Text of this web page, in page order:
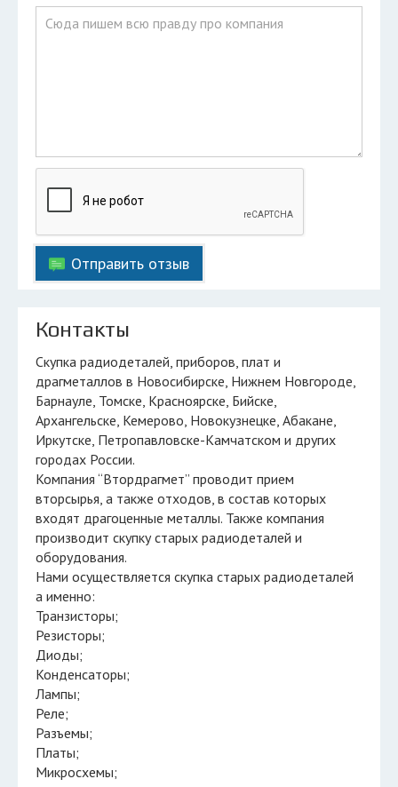
Отправить отзыв
Контакты
Скупка радиодеталей, приборов, плат и
драгметаллов в Новосибирске, Нижнем Новгороде,
Барнауле, Томске, Красноярске, Бийске,
Архангельске, Кемерово, Новокузнецке, Абакане,
Иркутске, Петропавловске-Камчатском и других
городах России.
Компания “Втордрагмет” проводит прием
вторсырья, а также отходов, в состав которых
входят драгоценные металлы. Также компания
производит скупку старых радиодеталей и
оборудования.
Нами осуществляется скупка старых радиодеталей
а именно:
Транзисторы;
Резисторы;
Диоды;
Конденсаторы;
Лампы;
Реле;
Разъемы;
Платы;
Микросхемы;